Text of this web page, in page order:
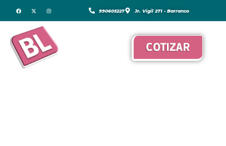
990605227 Jr. Vigil 271 - Barranco
COTIZAR